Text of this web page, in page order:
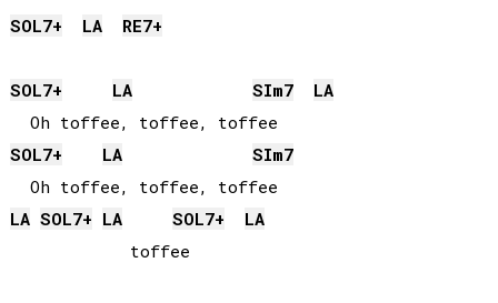
SOL7+ LA RE7+
SOL7+ LA SIm7
LA
SOL7+ LA SIm7
LA SOL7+ LA SOL7+
LA
            toffee